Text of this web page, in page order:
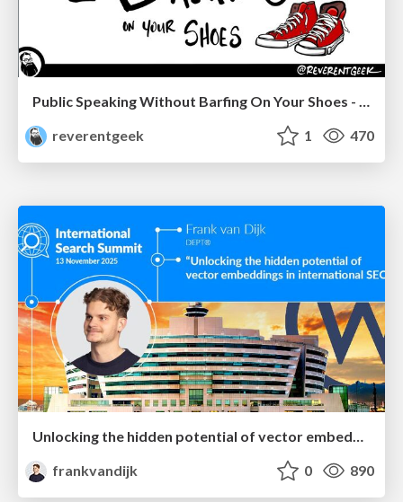
Public Speaking Without Barfing On Your Shoes - THAT 2023
reverentgeek
1 470
frankvandijk
0 890